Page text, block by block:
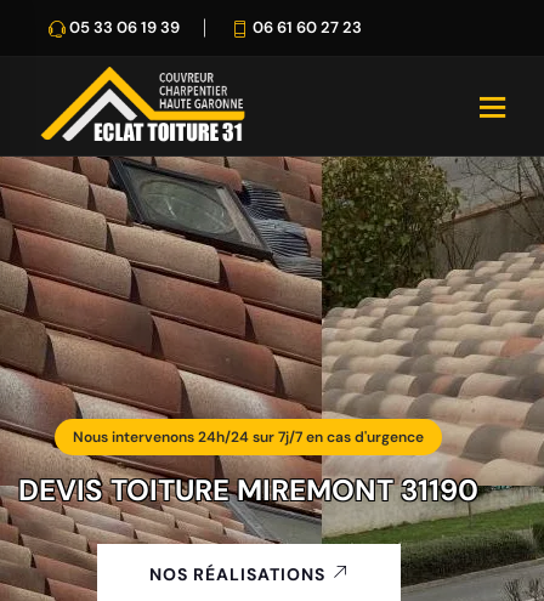
05 33 06 19 39 06 61 60 27 23
Nous intervenons 24h/24 sur 7j/7 en cas d'urgence
DEVIS TOITURE MIREMONT 31190
NOS RÉALISATIONS